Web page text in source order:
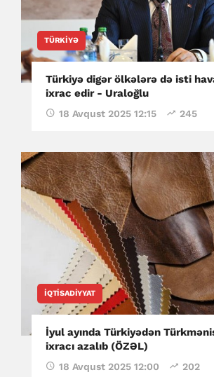
TÜRKIYƏ
Türkiyə digər ölkələrə də isti
ixrac edir - Uraloğlu
18 Avqust 2025 12:15 245
İQTISADIYYAT
İyul ayında Türkiyədən
ixracı azalıb (ÖZƏL)
18 Avqust 2025 12:00 202